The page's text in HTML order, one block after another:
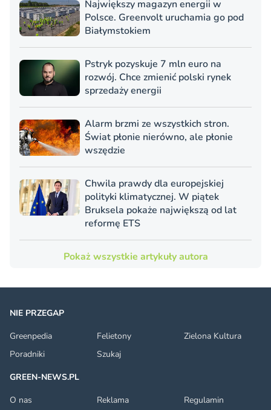
Największy magazyn energii w
Polsce. Greenvolt uruchamia go pod
Białymstokiem
Pstryk pozyskuje 7 mln euro na
rozwój. Chce zmienić polski rynek
sprzedaży energii
Alarm brzmi ze wszystkich stron.
Świat płonie nierówno, ale płonie
wszędzie
Chwila prawdy dla europejskiej
polityki klimatycznej. W piątek
Bruksela pokaże największą od lat
reformę ETS
Pokaż wszystkie artykuły autora
NIE PRZEGAP
Greenpedia
Felietony
Zielona Kultura
Poradniki
Szukaj
GREEN-NEWS.PL
O nas
Reklama Regulamin